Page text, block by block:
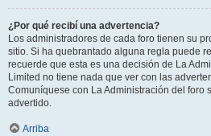
¿Por qué recibí una advertencia?
Los administradores de cada foro tienen su
sitio. Si ha quebrantado alguna regla puede
recuerde que esta es una decisión de La
Limited no tiene nada que ver con las
Comuníquese con La Administración del foro
advertido.
Arriba